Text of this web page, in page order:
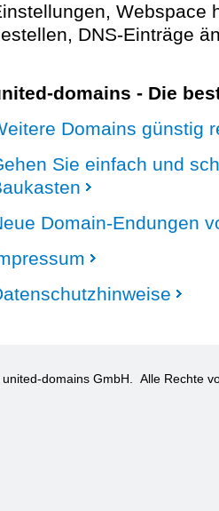
Webspace
DNS-Einträge
domains - Die
Domains günstig
Sie einfach und
Domain-Endungen
domains GmbH. Alle Rechte